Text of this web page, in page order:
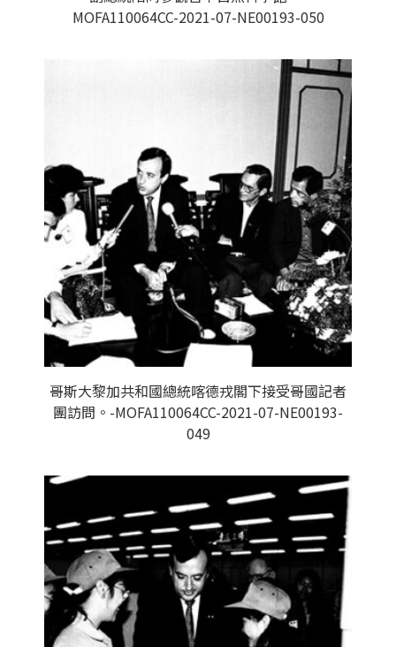
MOFA110064CC-2021-07-NE00193-050
哥斯大黎加共和國總統喀德戎閣下接受哥國記者
團訪問。-MOFA110064CC-2021-07-NE00193-
049